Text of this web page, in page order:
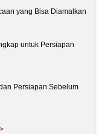
yang Bisa Diamalkan
untuk Persiapan
Persiapan Sebelum